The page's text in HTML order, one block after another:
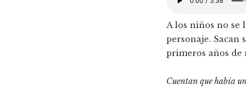
A los niños no se
personaje. Sacan
primeros años de
Cuentan que había